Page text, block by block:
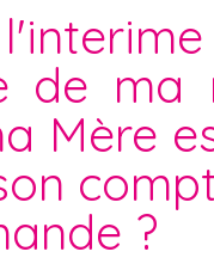
de ma
Mère
?